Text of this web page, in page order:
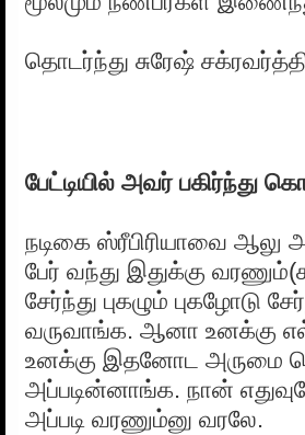
தொடர்ந்து சுரேஷ்
பேட்டியில் அவர் பகிர்ந்து
நடிகை ஸ்ரீபிரியாவை
பேர் வந்து இதுக்கு
சேர்ந்து புகழும் புகழோடு
வருவாங்க. ஆனா உனக்கு
உனக்கு இதனோட அருமை
அப்படின்னாங்க. நான்
அப்படி வரணும்னு வரலே.